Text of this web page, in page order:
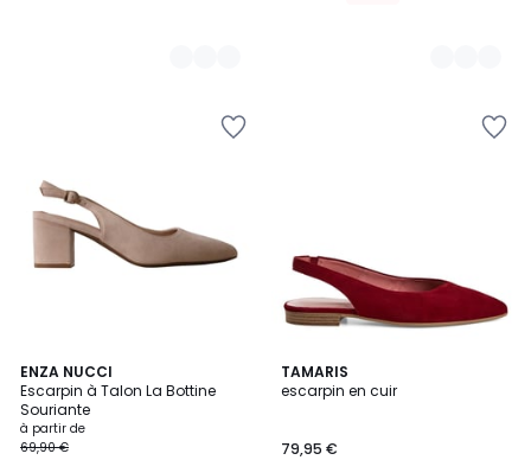
ENZA NUCCI
Escarpin à Talon La Bottine
Souriante
à partir de
69,90 €
5
Couleurs
TAMARIS
escarpin en cuir
79,95 €
2
Couleurs